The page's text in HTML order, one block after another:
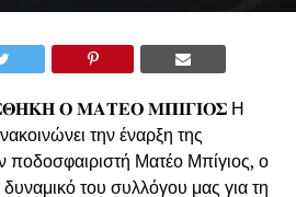
𝚶 𝚳𝚨𝚻𝚬𝚶 𝚳𝚷𝚰𝚪𝚰𝚶𝚺 Η
την έναρξη της
ποδοσφαιριστή Ματέο Μπίγιος, ο
του συλλόγου μας για τη